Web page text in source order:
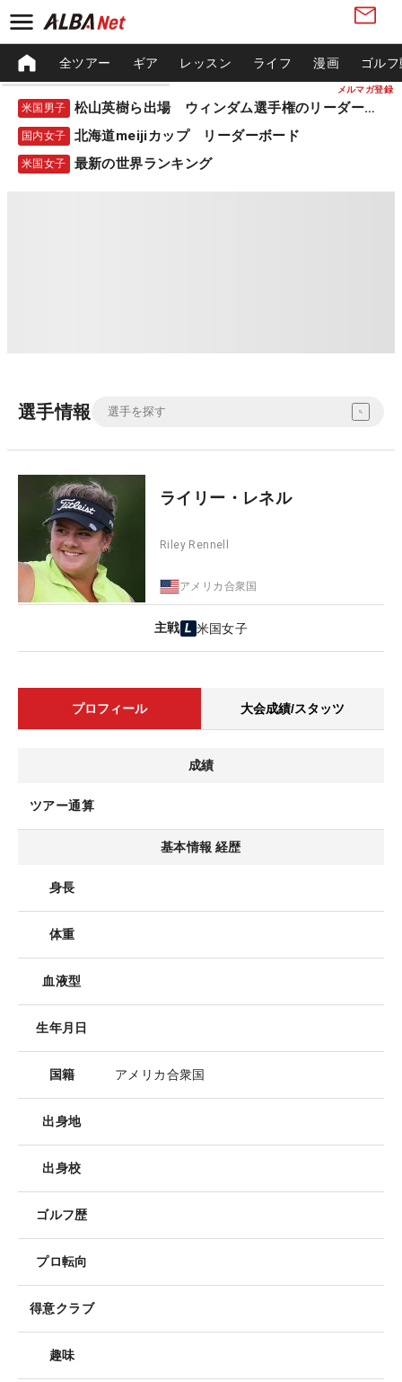
メルマガ登録
全ツアー ギア レッスン ライフ 漫画 ゴル
米国男子 松山英樹ら出場 ウィンダム選手権のリーダーボード
国内女子 北海道meijiカップ リーダーボード
米国女子 最新の世界ランキング
選手情報
ライリー・レネル
Riley Rennell
アメリカ合衆国
主戦 米国女子
プロフィール 大会成績/スタッツ
成績
ツアー通算
基本情報 経歴
身長
体重
血液型
生年月日
国籍 アメリカ合衆国
出身地
出身校
ゴルフ歴
プロ転向
得意クラブ
趣味